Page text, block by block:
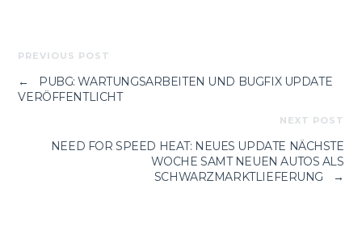
PREVIOUS POST
←
PUBG: WARTUNGSARBEITEN UND BUGFIX UPDATE
VERÖFFENTLICHT
NEXT POST
NEED FOR SPEED HEAT: NEUES UPDATE NÄCHSTE
WOCHE SAMT NEUEN AUTOS ALS
SCHWARZMARKTLIEFERUNG
→